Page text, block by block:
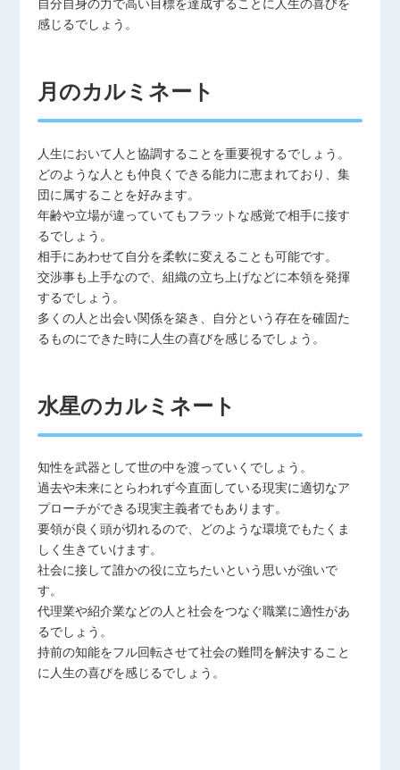
自分自身の力で高い目標を達成することに人生の喜びを
感じるでしょう。
月のカルミネート
人生において人と協調することを重要視するでしょう。
どのような人とも仲良くできる能力に恵まれており、集
団に属することを好みます。
年齢や立場が違っていてもフラットな感覚で相手に接す
るでしょう。
相手にあわせて自分を柔軟に変えることも可能です。
交渉事も上手なので、組織の立ち上げなどに本領を発揮
するでしょう。
多くの人と出会い関係を築き、自分という存在を確固た
るものにできた時に人生の喜びを感じるでしょう。
水星のカルミネート
知性を武器として世の中を渡っていくでしょう。
過去や未来にとらわれず今直面している現実に適切なア
プローチができる現実主義者でもあります。
要領が良く頭が切れるので、どのような環境でもたくま
しく生きていけます。
社会に接して誰かの役に立ちたいという思いが強いで
す。
代理業や紹介業などの人と社会をつなぐ職業に適性があ
るでしょう。
持前の知能をフル回転させて社会の難問を解決すること
に人生の喜びを感じるでしょう。